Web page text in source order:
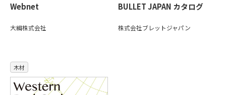
Webnet
大綱株式会社
BULLET JAPAN カタログ
株式会社ブレットジャパン
木材